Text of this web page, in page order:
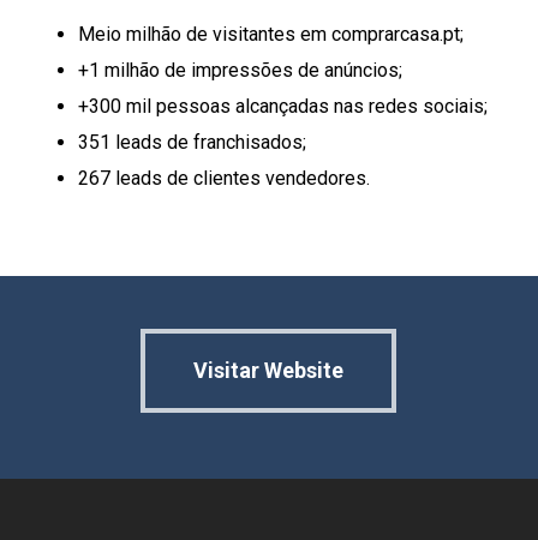
Meio milhão de visitantes em comprarcasa.pt;
+1 milhão de impressões de anúncios;
+300 mil pessoas alcançadas nas redes sociais;
351 leads de franchisados;
267 leads de clientes vendedores.
Visitar Website